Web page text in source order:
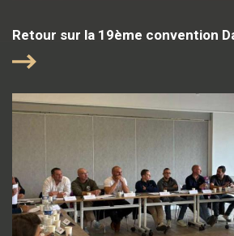
Retour sur la 19ème convention